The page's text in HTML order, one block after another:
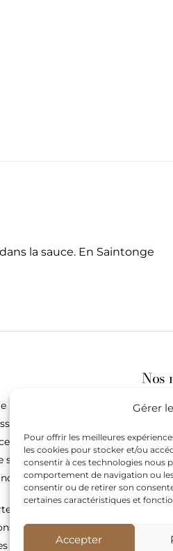
Gérer
Pour offrir les meilleures
les cookies pour stocker et/ou
consentir à ces technologies nous
comportement de navigation ou
consentir ou de retirer son
certaines caractéristiques et
Accepter
la sauce. En Saintonge
humaine,
de produits
pour les
siège social est à
d’idées, de
présents pour les
des restaurateurs.
Nos